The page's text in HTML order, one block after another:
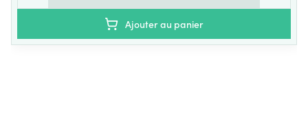
Ajouter au panier